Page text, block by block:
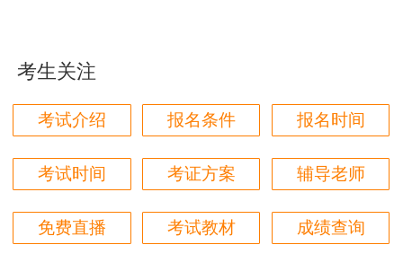
用户m1****88
太喜欢王英老师了
平台历史购买的课程，老师讲的多非常好
用户m2****68
老师讲的很细致很认真，课件准备充分也非常有耐
考生关注
考试介绍 报名条件 报名时间
考试时间 考证方案 辅导老师
免费直播 考试教材 成绩查询